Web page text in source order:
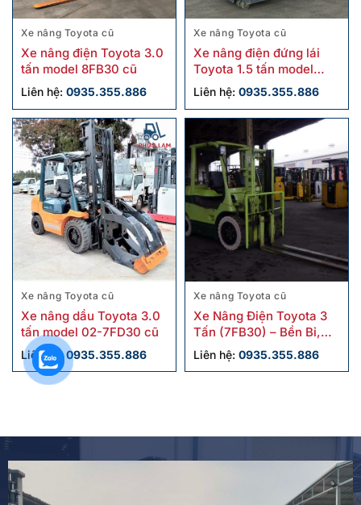
Xe nâng Toyota cũ
Xe nâng điện Toyota 3.0
tấn model 8FB30 cũ
Liên hệ: 0935.355.886
Xe nâng Toyota cũ
Xe nâng điện đứng lái
Toyota 1.5 tấn model
8FBR15 cũ
Liên hệ: 0935.355.886
Xe nâng Toyota cũ
Xe nâng dầu Toyota 3.0
tấn model 02-7FD30 cũ
Liên hệ:0935.355.886
Xe nâng Toyota cũ
Xe Nâng Điện Toyota 3
Tấn (7FB30) – Bền Bỉ,
Tiết Kiệm, Vận Hành Êm
Ái
Liên hệ: 0935.355.886